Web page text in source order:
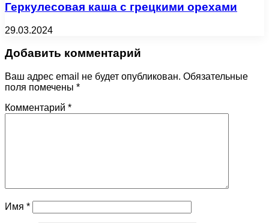
Геркулесовая каша с грецкими орехами
29.03.2024
Добавить комментарий
Ваш адрес email не будет опубликован. Обязательные
поля помечены *
Комментарий *
Имя *